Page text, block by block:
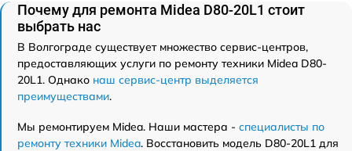
Почему для ремонта Midea D80-20L1 стоит
выбрать нас
В Волгограде существует множество сервис-центров,
предоставляющих услуги по ремонту техники Midea D80-
20L1. Однако наш сервис-центр выделяется
преимуществами.
Мы ремонтируем Midea. Наши мастера - специалисты по
ремонту техники Midea. Восстановить модель D80-20L1 для